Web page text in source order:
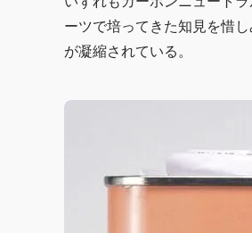
ーツで培ってきた知見を惜
が凝縮されている。